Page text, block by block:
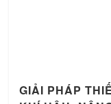
GIẢI PHÁP